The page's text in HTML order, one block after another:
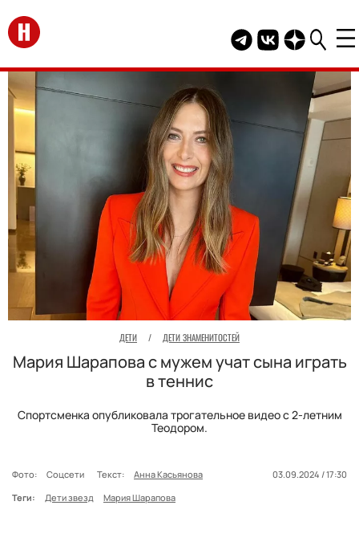
Перейти на главную
Telegram канал
Группа HELLO
Канал
ДЕТИ / ДЕТИ ЗНАМЕНИТОСТЕЙ
Мария Шарапова с мужем учат сына играть
в теннис
Спортсменка опубликовала трогательное видео с 2-летним
Теодором.
Фото: Соцсети Текст: Анна Касьянова
03.09.2024 / 17:30
Теги:
Дети звезд Мария Шарапова